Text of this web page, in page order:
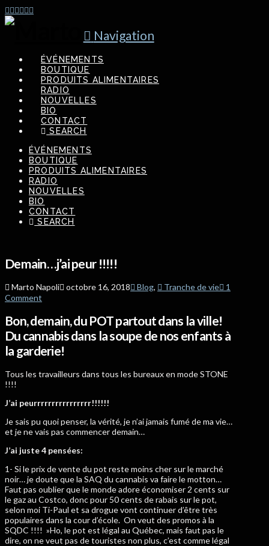
Navigation
ÉVÉNEMENTS
BOUTIQUE
PRODUITS ALIMENTAIRES
RADIO
NOUVELLES
BIO
CONTACT
SEARCH
ÉVÉNEMENTS
BOUTIQUE
PRODUITS ALIMENTAIRES
RADIO
NOUVELLES
BIO
CONTACT
SEARCH
Demain…j’ai peur !!!!!
Marto Napoli octobre 16, 2018 Blog, Tranche de vie
1
Comment
Bon, demain, du POT partout dans la ville!
Du cannabis dans la soupe de nos enfants à
la garderie!
Tous les travailleurs dans tous les bureaux en mode STONE
!!!!
J’ai peurrrrrrrrrrrrrrrr!!!!!!
Je sais pu quoi penser, la vérité, je n’ai jamais fumé de ma vie…
et je ne vais pas commencer demain…
J’ai juste 4 pensées:
1- Si le prix de vente du pot reste moins cher sur le marché
noir… je doute que la SAQ du cannabis va faire le motton…
Faut pas oublier que le monde adore économiser 2 cents sur
le gaz au Costco, donc pour 50 cents de rabais sur le pot,
selon moi Ti-Paul et sa drogue vont continuer d’être très
populaires dans la cour d’école. On veut des promos à la
SQDC !!!! »Ho, le pot est légal au Québec, mais faut pas le
dire, on ne veut pas de touristes non plus, c’est comme légal